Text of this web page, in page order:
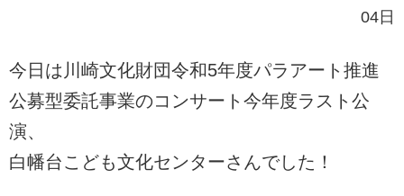
04日
今日は川崎文化財団令和5年度パラアート推進
公募型委託事業のコンサート今年度ラスト公
演、
白幡台こども文化センターさんでした！